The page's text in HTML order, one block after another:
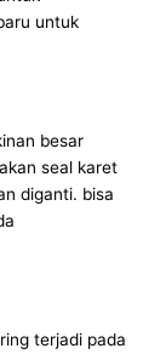
untuk
besar
seal karet
diganti. bisa
terjadi pada